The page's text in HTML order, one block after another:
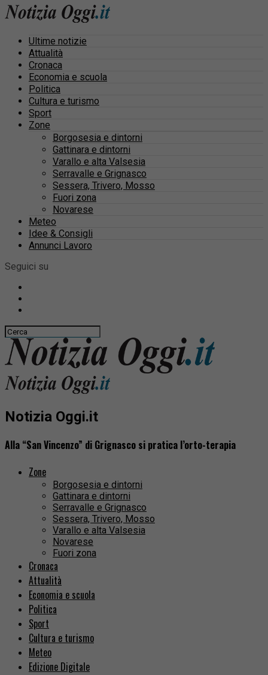
Ultime notizie
Attualità
Cronaca
Economia e scuola
Politica
Cultura e turismo
Sport
Zone
Borgosesia e dintorni
Gattinara e dintorni
Varallo e alta Valsesia
Serravalle e Grignasco
Sessera, Trivero, Mosso
Fuori zona
Novarese
Meteo
Idee & Consigli
Annunci Lavoro
Seguici su
Notizia Oggi.it
Alla “San Vincenzo” di Grignasco si pratica l’orto-terapia
Zone
Borgosesia e dintorni
Gattinara e dintorni
Serravalle e Grignasco
Sessera, Trivero, Mosso
Varallo e alta Valsesia
Novarese
Fuori zona
Cronaca
Attualità
Economia e scuola
Politica
Sport
Cultura e turismo
Meteo
Edizione Digitale